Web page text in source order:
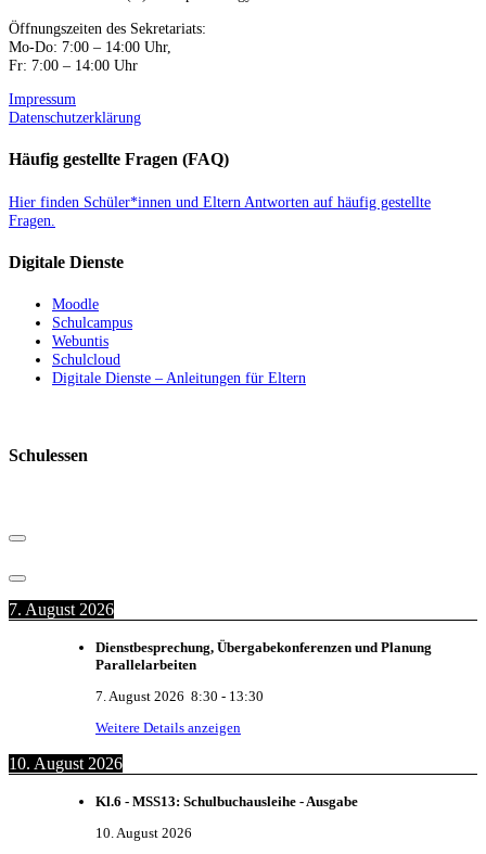
Öffnungszeiten des Sekretariats:
Mo-Do: 7:00 – 14:00 Uhr,
Fr: 7:00 – 14:00 Uhr
Impressum
Datenschutzerklärung
Häufig gestellte Fragen (FAQ)
Hier finden Schüler*innen und Eltern Antworten auf häufig gestellte
Fragen.
Digitale Dienste
Moodle
Schulcampus
Webuntis
Schulcloud
Digitale Dienste – Anleitungen für Eltern
Schulessen
7. August 2026
Dienstbesprechung, Übergabekonferenzen und Planung
Parallelarbeiten
7. August 2026 8:30 - 13:30
Weitere Details anzeigen
10. August 2026
Kl.6 - MSS13: Schulbuchausleihe - Ausgabe
10. August 2026